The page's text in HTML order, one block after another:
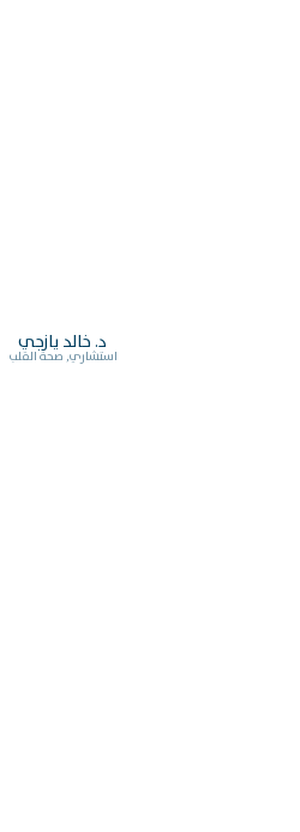
د. خالد يازجي
استشاري, صحة القلب